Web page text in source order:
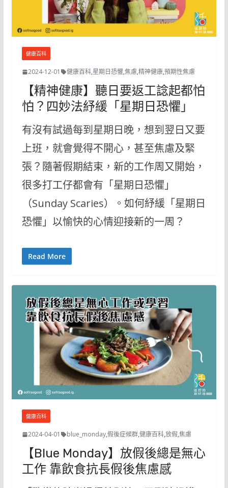
健康百科
2024-12-01 健康百科,星期日恐懼,焦慮,精神健康,預期性焦慮
【精神健康】聽日要返工諗起都怕
怕？四妙法紓緩「星期日恐懼」
有沒有試過每到星期日晚，想到翌日又要
上班，就會覺得不開心，甚至焦慮及緊
張？隨著假期結束，新的工作周又開始，
很多打工仔都會有「星期日恐懼」
（Sunday Scaries）。如何紓緩「星期日
恐懼」以愉快的心情迎接新的一周？
Read More
健康百科
2024-04-01 blue_monday,假後症候群,健康百科,放假,焦慮
【Blue Monday】放假後總是無心
工作 靠飲食抗長假後焦慮感